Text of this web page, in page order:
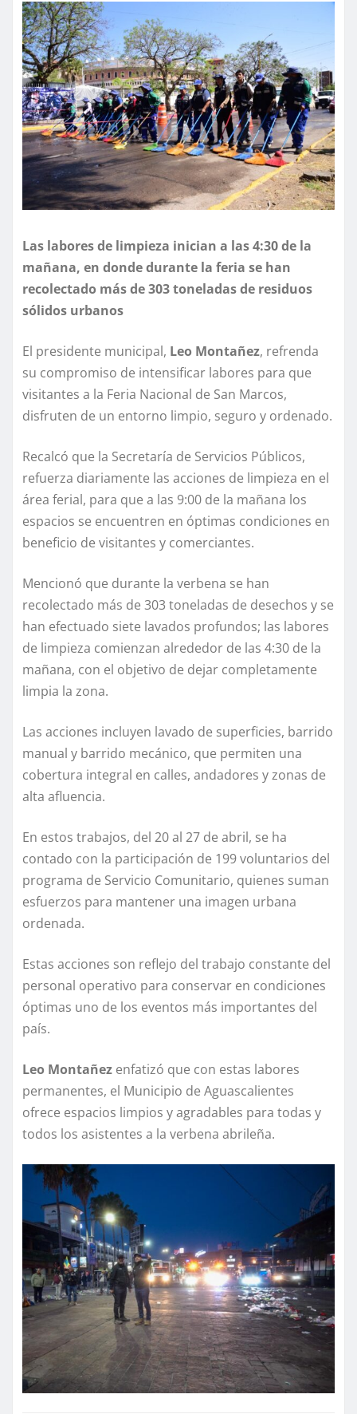
Las labores de limpieza inician a las 4:30 de la
mañana, en donde durante la feria se han
recolectado más de 303 toneladas de residuos
sólidos urbanos
El presidente municipal, Leo Montañez, refrenda
su compromiso de intensificar labores para que
visitantes a la Feria Nacional de San Marcos,
disfruten de un entorno limpio, seguro y ordenado.
Recalcó que la Secretaría de Servicios Públicos,
refuerza diariamente las acciones de limpieza en el
área ferial, para que a las 9:00 de la mañana los
espacios se encuentren en óptimas condiciones en
beneficio de visitantes y comerciantes.
Mencionó que durante la verbena se han
recolectado más de 303 toneladas de desechos y se
han efectuado siete lavados profundos; las labores
de limpieza comienzan alrededor de las 4:30 de la
mañana, con el objetivo de dejar completamente
limpia la zona.
Las acciones incluyen lavado de superficies, barrido
manual y barrido mecánico, que permiten una
cobertura integral en calles, andadores y zonas de
alta afluencia.
En estos trabajos, del 20 al 27 de abril, se ha
contado con la participación de 199 voluntarios del
programa de Servicio Comunitario, quienes suman
esfuerzos para mantener una imagen urbana
ordenada.
Estas acciones son reflejo del trabajo constante del
personal operativo para conservar en condiciones
óptimas uno de los eventos más importantes del
país.
Leo Montañez enfatizó que con estas labores
permanentes, el Municipio de Aguascalientes
ofrece espacios limpios y agradables para todas y
todos los asistentes a la verbena abrileña.